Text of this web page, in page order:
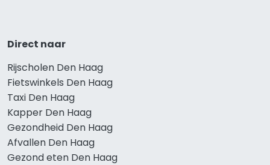
Direct naar
Rijscholen Den Haag
Fietswinkels Den Haag
Taxi Den Haag
Kapper Den Haag
Gezondheid Den Haag
Afvallen Den Haag
Gezond eten Den Haag